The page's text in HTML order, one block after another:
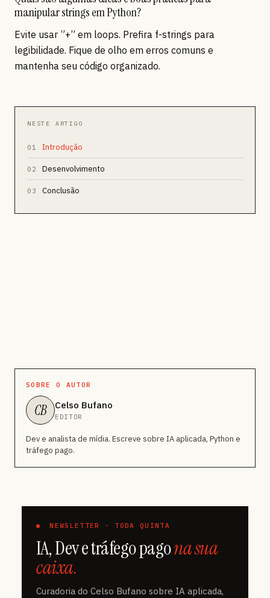
manipular strings em Python?
Evite usar ”+” em loops. Prefira f-strings para
legibilidade. Fique de olho em erros comuns e
mantenha seu código organizado.
NESTE ARTIGO
01 Introdução
02 Desenvolvimento
03 Conclusão
SOBRE O AUTOR
CB Celso Bufano
EDITOR
Dev e analista de mídia. Escreve sobre IA aplicada, Python e
tráfego pago.
NEWSLETTER · TODA QUINTA
IA, Dev e tráfego pagona sua
caixa.
Curadoria do Celso Bufano sobre IA aplicada,